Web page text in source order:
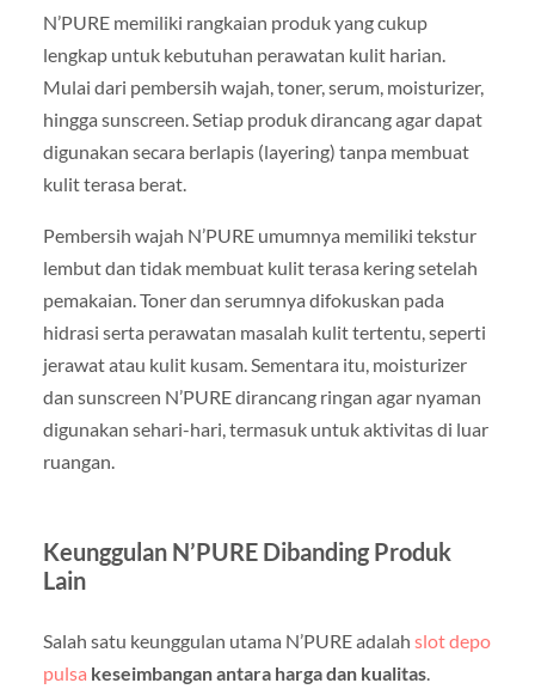
N’PURE memiliki rangkaian produk yang cukup
lengkap untuk kebutuhan perawatan kulit harian.
Mulai dari pembersih wajah, toner, serum, moisturizer,
hingga sunscreen. Setiap produk dirancang agar dapat
digunakan secara berlapis (layering) tanpa membuat
kulit terasa berat.
Pembersih wajah N’PURE umumnya memiliki tekstur
lembut dan tidak membuat kulit terasa kering setelah
pemakaian. Toner dan serumnya difokuskan pada
hidrasi serta perawatan masalah kulit tertentu, seperti
jerawat atau kulit kusam. Sementara itu, moisturizer
dan sunscreen N’PURE dirancang ringan agar nyaman
digunakan sehari-hari, termasuk untuk aktivitas di luar
ruangan.
Keunggulan N’PURE Dibanding Produk
Lain
Salah satu keunggulan utama N’PURE adalah slot depo
pulsa keseimbangan antara harga dan kualitas.